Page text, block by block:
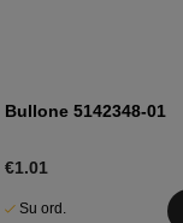
Bullone 5142348-01
€1.01
Su ord.